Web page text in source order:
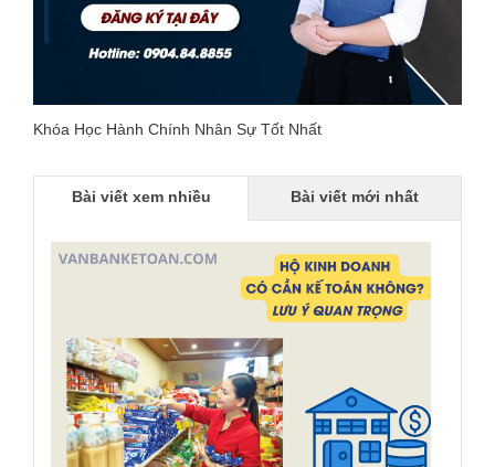
Khóa Học Hành Chính Nhân Sự Tốt Nhất
Bài viết xem nhiều Bài viết mới nhất